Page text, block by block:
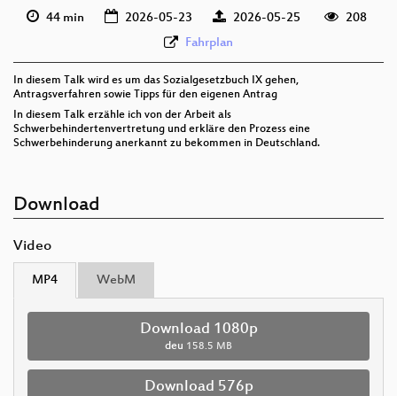
44 min 2026-05-23 2026-05-25
208
Fahrplan
In diesem Talk wird es um das Sozialgesetzbuch IX gehen,
Antragsverfahren sowie Tipps für den eigenen Antrag
In diesem Talk erzähle ich von der Arbeit als
Schwerbehindertenvertretung und erkläre den Prozess eine
Schwerbehinderung anerkannt zu bekommen in Deutschland.
Download
Video
MP4 WebM
Download 1080p
deu 158.5 MB
Download 576p